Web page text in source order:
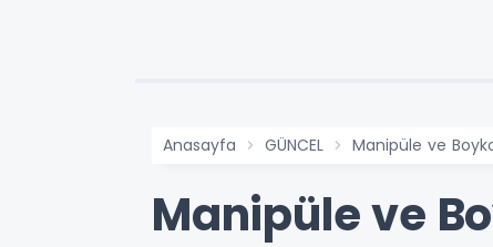
Anasayfa GÜNCEL Manipüle ve
Manipüle ve